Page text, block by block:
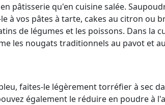
pâtisserie qu'en cuisine salée.
à vos pâtes à tarte, cakes au citron ou
de légumes et les poissons. Dans
les nougats traditionnels au pavot et
faites-le légèrement torréfier à sec
également le réduire en poudre à